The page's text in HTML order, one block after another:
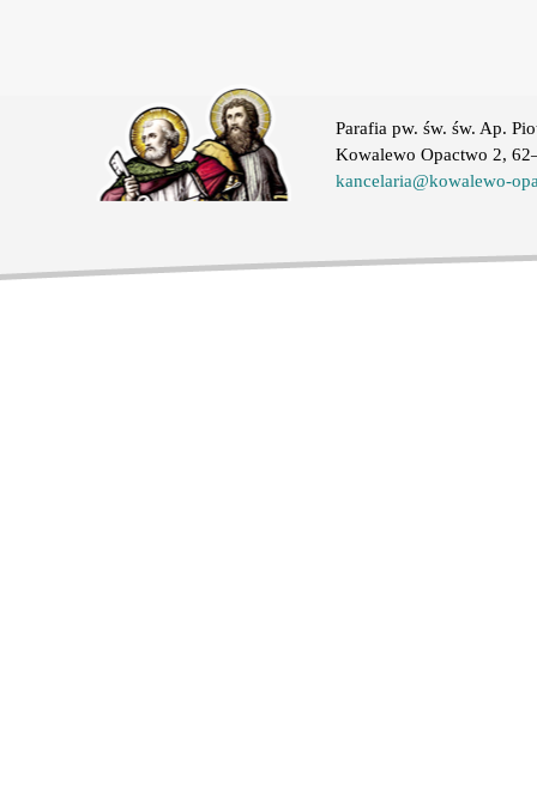
Parafia pw. św. św. Ap.
Kowalewo Opactwo 2,
kancelaria@kowalewo-